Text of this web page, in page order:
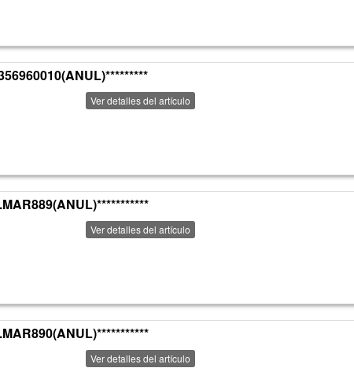
Ver detalles del artículo
Ver detalles del artículo
Ver detalles del artículo